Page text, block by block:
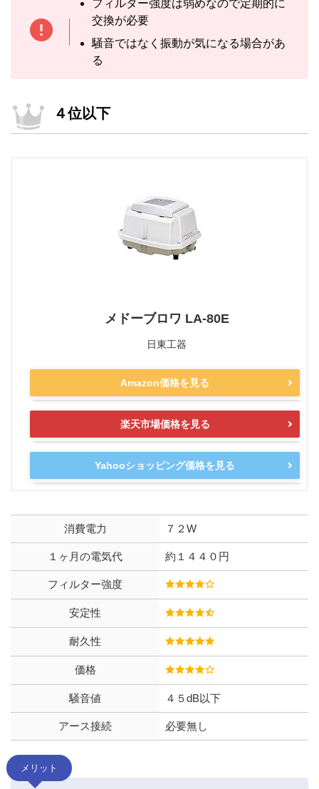
フィルター強度は弱めなので定期的に
交換が必要
騒音ではなく振動が気になる場合があ
る
４位以下
メドーブロワ LA-80E
日東工器
Amazon価格を見る
楽天市場価格を見る
Yahooショッピング価格を見る
消費電力 ７２W
１ヶ月の電気代 約１４４０円
フィルター強度
安定性
耐久性
価格
騒音値 ４５dB以下
アース接続 必要無し
メリット